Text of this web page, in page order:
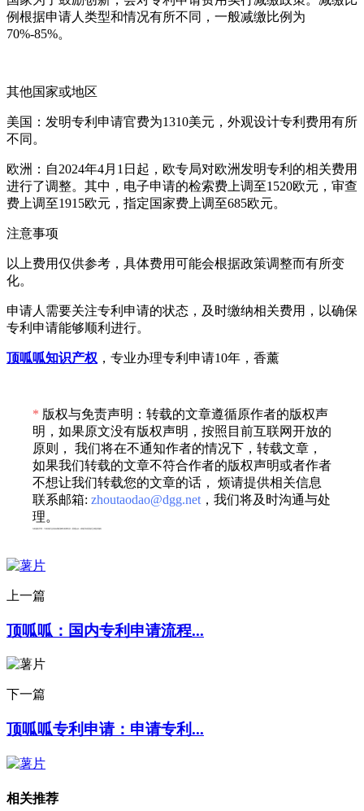
例根据申请人类型和情况有所不同，一般减缴比例为
70%-85%。
其他国家或地区
美国：发明专利申请官费为1310美元，外观设计专利费用有所
不同。
欧洲：自2024年4月1日起，欧专局对欧洲发明专利的相关费用
进行了调整。其中，电子申请的检索费上调至1520欧元，审查
费上调至1915欧元，指定国家费上调至685欧元。
注意事项
以上费用仅供参考，具体费用可能会根据政策调整而有所变
化。
申请人需要关注专利申请的状态，及时缴纳相关费用，以确保
专利申请能够顺利进行。
顶呱呱知识产权 ，专业办理专利申请10年，香薰
* 版权与免责声明：转载的文章遵循原作者的版权声
明，如果原文没有版权声明，按照目前互联网开放的
原则， 我们将在不通知作者的情况下，转载文章，
如果我们转载的文章不符合作者的版权声明或者作者
不想让我们转载您的文章的话， 烦请提供相关信息
联系邮箱: zhoutaodao@dgg.net ，我们将及时沟通与处
理。
上一篇
顶呱呱：国内专利申请流程...
下一篇
顶呱呱专利申请：申请专利...
相关推荐